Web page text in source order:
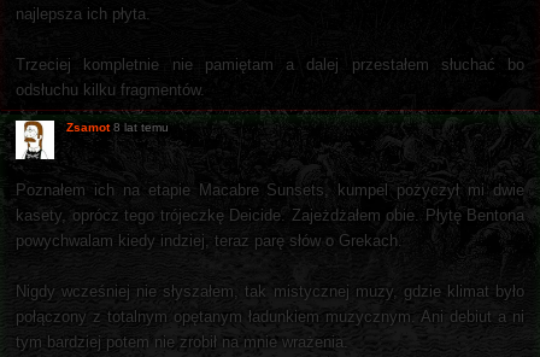
najlepsza ich płyta.
Trzeciej kompletnie nie pamiętam a dalej przestałem słuchać bo
odsłuchu kilku fragmentów.
Zsamot 8 lat temu
Poznałem ich na etapie Macabre Sunsets, kumpel pożyczył mi dwie
kasety, oprócz tego trójeczkę Deicide. Zajeżdżałem obie. Płytę Bentona
powychwalam kiedy indziej, teraz parę słów o Grekach.
Nigdy wcześniej nie słyszałem, tak mistycznej muzy, gdzie klimat było
połączony z totalnym opętanym ładunkiem muzycznym. Ani debiut a ni
tym bardziej potem nie zrobił na mnie wrażenia.